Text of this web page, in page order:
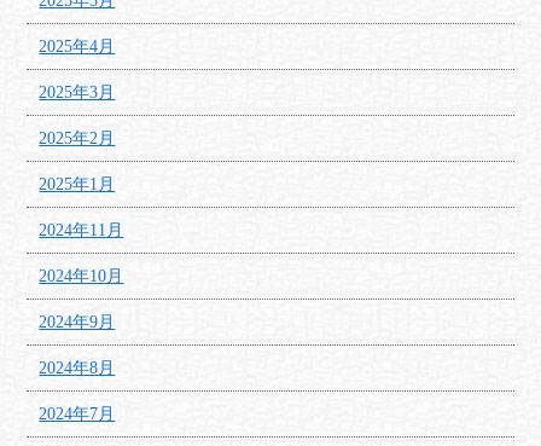
2025年4月
2025年3月
2025年2月
2025年1月
2024年11月
2024年10月
2024年9月
2024年8月
2024年7月